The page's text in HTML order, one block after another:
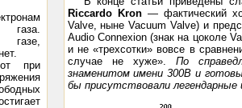
газа.
Riccardo Kron— фактический
Valve, ныне Vacuum Valve) и
Audio Connexion (знак на цоколе
и не «трехсотки» вовсе в
случае не хуже». По
знаменитом имени 300В и
бы присутствовали